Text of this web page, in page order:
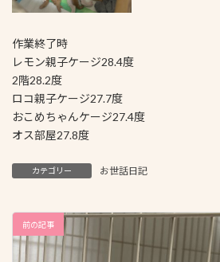
作業終了時
レモン親子ケージ28.4度
2階28.2度
ロコ親子ケージ27.7度
おこめちゃんケージ27.4度
オス部屋27.8度
カテゴリー お世話日記
前の記事